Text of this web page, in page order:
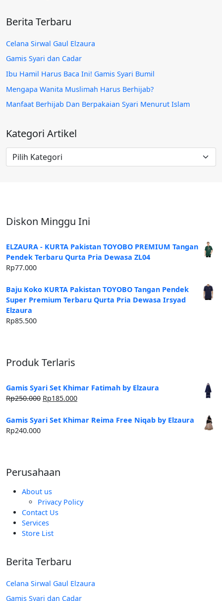
Berita Terbaru
Celana Sirwal Gaul Elzaura
Gamis Syari dan Cadar
Ibu Hamil Harus Baca Ini! Gamis Syari Bumil
Mengapa Wanita Muslimah Harus Berhijab?
Manfaat Berhijab Dan Berpakaian Syari Menurut Islam
Kategori Artikel
Kategori
Artikel
Diskon Minggu Ini
ELZAURA - KURTA Pakistan TOYOBO PREMIUM Tangan
Pendek Terbaru Qurta Pria Dewasa ZL04
Rp77.000
Baju Koko KURTA Pakistan TOYOBO Tangan Pendek
Super Premium Terbaru Qurta Pria Dewasa Irsyad
Elzaura
Rp85.500
Produk Terlaris
Gamis Syari Set Khimar Fatimah by Elzaura
Rp250.000 Harga
adalah:
Rp185.000Harga
ini
Gamis Syari Set Khimar Reima Free Niqab by Elzaura
Rp240.000
Perusahaan
About us
Privacy Policy
Contact Us
Services
Store List
Berita Terbaru
Celana Sirwal Gaul Elzaura
Gamis Syari dan Cadar